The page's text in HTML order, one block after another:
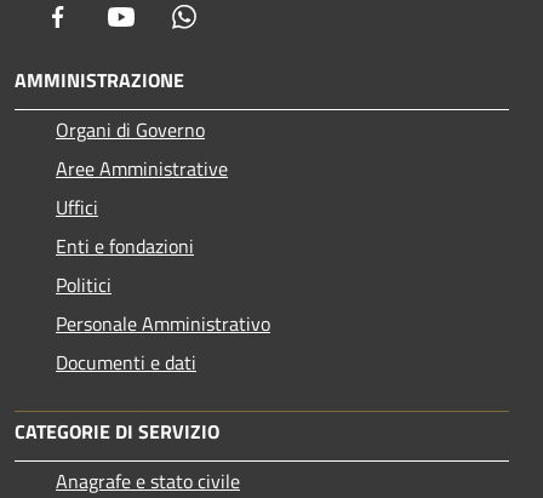
Facebook Youtube
AMMINISTRAZIONE
Organi di Governo
Aree Amministrative
Uffici
Enti e fondazioni
Politici
Personale Amministrativo
Documenti e dati
CATEGORIE DI SERVIZIO
Anagrafe e stato civile